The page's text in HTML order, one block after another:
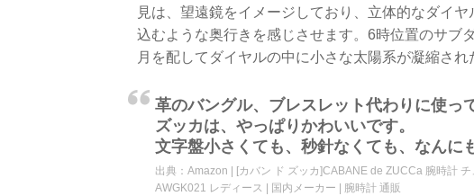
見は、望遠鏡をイメージしており、立体的なダイ
込むような奥行きを感じさせます。6時位置のサブ
月を配してダイヤルの中に小さな太陽系が凝縮され
革のバングル、ブレスレット代わりに使っ
ズッカは、やっぱりかわいいです。
文字盤小さくても、秒針なくても、なんに
出典： Amazon | [カバン ド ズッカ]CABANE de ZUCCa 腕時計
AWGK021 レディース | 国内メーカー | 腕時計 通販